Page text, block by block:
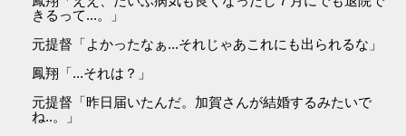
きるって...。」
元提督「よかったなぁ...それじゃあこれにも出られるな」
鳳翔「...それは？」
元提督「昨日届いたんだ。加賀さんが結婚するみたいで
ね..。」